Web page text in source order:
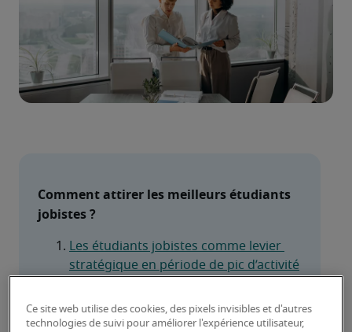
Comment attirer les meilleurs étudiants
jobistes ?
Les étudiants jobistes comme levier
stratégique en période de pic d’activité
étudiants jobistes
Ce site web utilise des cookies, des pixels invisibles et d'autres
technologies de suivi pour améliorer l'expérience utilisateur,